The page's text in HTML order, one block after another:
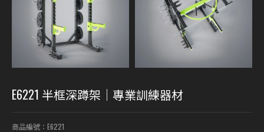
E6221 半框深蹲架｜專業訓練器材
商品編號：E6221